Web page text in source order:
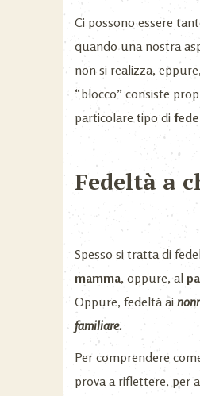
Ci possono essere
quando una nostra
non si realizza,
“blocco” consiste
particolare tipo di
Fedeltà a
Spesso si tratta di
mamma, oppure, al
Oppure, fedeltà ai
familiare.
Per comprendere
prova a riflettere, per